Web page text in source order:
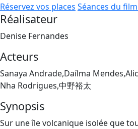
Réservez vos places Séances du
Réalisateur
Denise Fernandes
Acteurs
Sanaya Andrade,Daílma
Nha Rodrigues,中野裕太
Synopsis
Sur une île volcanique isolée que